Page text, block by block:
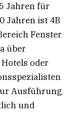
Jahren für
Jahren ist 4B
Fenster
über
oder
Ausführung
und